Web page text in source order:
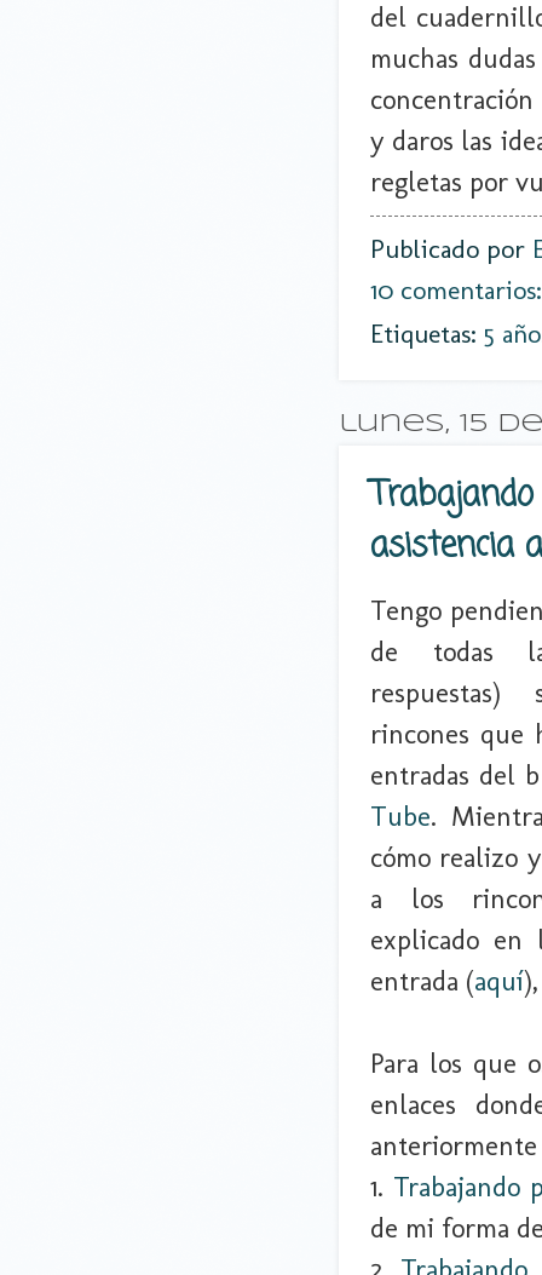
del
muchas
y daros las
regletas por
Publicado por
10
Etiquetas: 5
lunes, 15
asistencia
Tengo
de todas
rincones que
entradas del
Tube.
cómo realizo
a los
explicado en
entrada (aquí
Para los que
enlaces
anteriormente
1. Trabajando
de mi forma